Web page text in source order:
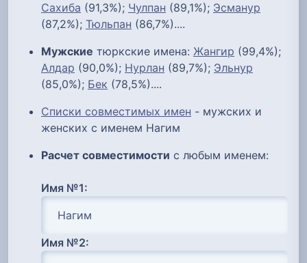
Сахиба (91,3%); Чулпан (89,1%); Эсманур
(87,2%); Тюльпан (86,7%)....
Мужские тюркские имена: Жангир (99,4%);
Алдар (90,0%); Нурлан (89,7%); Эльнур
(85,0%); Бек (78,5%)....
Списки совместимых имен - мужских и
женских с именем Нагим
Расчет совместимости с любым именем:
Имя №1:
Имя №2: